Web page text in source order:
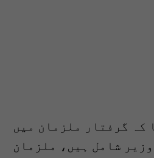
کہ گرفتار ملزمان میں
شامل ہیں، ملزمان